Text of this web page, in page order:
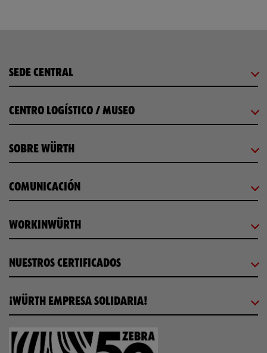
SEDE CENTRAL
CENTRO LOGÍSTICO / MUSEO
SOBRE WÜRTH
COMUNICACIÓN
WORKINWÜRTH
NUESTROS CERTIFICADOS
¡WÜRTH EMPRESA SOLIDARIA!